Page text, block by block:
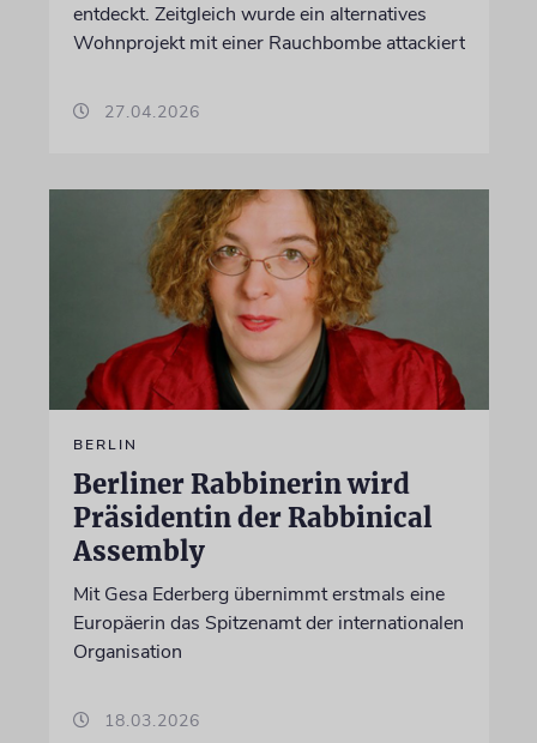
entdeckt. Zeitgleich wurde ein alternatives
Wohnprojekt mit einer Rauchbombe attackiert
27.04.2026
BERLIN
Berliner Rabbinerin wird
Präsidentin der Rabbinical
Assembly
Mit Gesa Ederberg übernimmt erstmals eine
Europäerin das Spitzenamt der internationalen
Organisation
18.03.2026